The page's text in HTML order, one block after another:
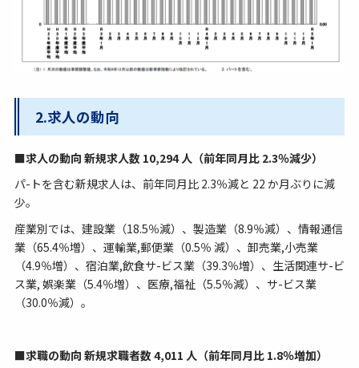
2.求人の動向
■求人の動向 新規求人数 10,294 人（前年同月比 2.3％減少）
パ-トを含む新規求人は、前年同月比 2.3％減と 22 か月ぶりに減
少。
産業別では、建設業（18.5％減）、製造業（8.9％減）、情報通信
業（65.4％増）、運輸業,郵便業（0.5％ 減）、卸売業,小売業
（4.9％増）、宿泊業,飲食サ-ビス業（39.3％増）、生活関連サ-ビ
ス業, 娯楽業（5.4％増）、医療,福祉（5.5％減）、サ-ビス業
（30.0％減）。
■求職の動向 新規求職者数 4,011 人（前年同月比 1.8％増加）